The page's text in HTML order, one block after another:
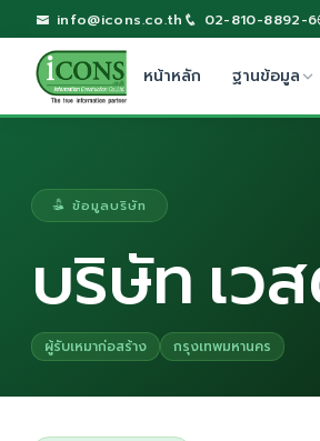
info@icons.co.th 02-810-8892-6
หน้าหลัก ฐานข้อมูล
ข้อมูลบริษัท
บริษัท เว
ผู้รับเหมาก่อสร้าง กรุงเทพมหานคร